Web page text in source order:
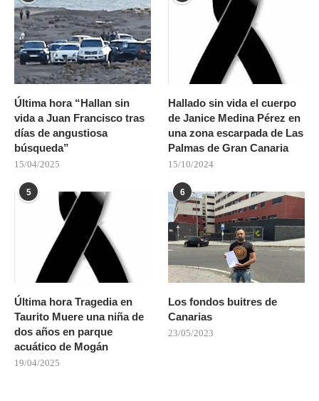
Última hora “Hallan sin
vida a Juan Francisco tras
días de angustiosa
búsqueda”
15/04/2025
Hallado sin vida el cuerpo
de Janice Medina Pérez en
una zona escarpada de Las
Palmas de Gran Canaria
15/10/2024
5
Última hora Tragedia en
Taurito Muere una niña de
dos años en parque
acuático de Mogán
19/04/2025
6
Los fondos buitres de
Canarias
23/05/2023